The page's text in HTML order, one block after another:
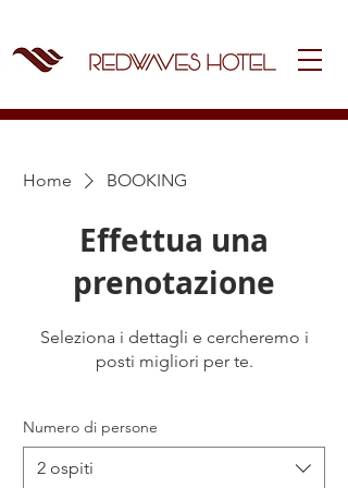
Home BOOKING
Effettua una
prenotazione
Seleziona i dettagli e cercheremo i
posti migliori per te.
Numero di persone
2 ospiti